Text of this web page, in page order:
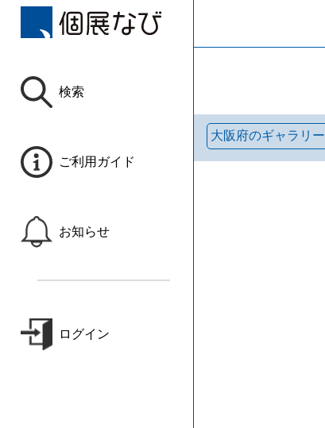
検索
ご利用ガイド
お知らせ
ログイン
大阪府のギャラリー